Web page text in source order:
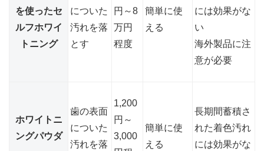
を使ったセ
ルフホワイ
トニング
についた
汚れを落
とす
円～8
万円
程度
簡単に使
える
には効果がな
い
海外製品に注
意が必要
ホワイトニ
ングパウダ
歯の表面
についた
汚れを落
1,200
円～
3,000
簡単に使
える
長期間蓄積さ
れた着色汚れ
には効果がな